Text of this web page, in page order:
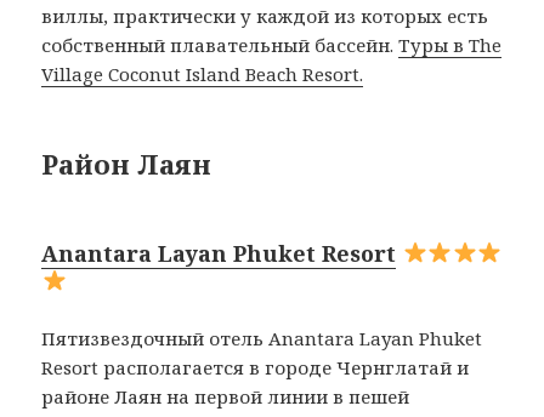
виллы, практически у каждой из которых есть
собственный плавательный бассейн.Туры в The
Village Coconut Island Beach Resort.
Район Лаян
Anantara Layan Phuket Resort
Пятизвездочный отель Anantara Layan Phuket
Resort располагается в городе Чернглатай и
районе Лаян на первой линии в пешей